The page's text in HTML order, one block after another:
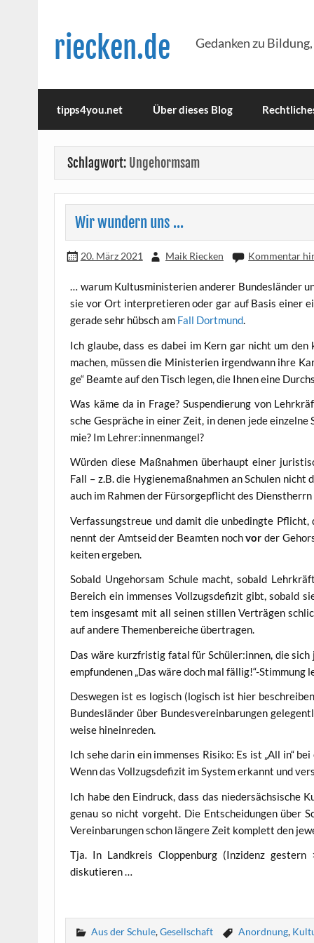
riecken.de Gedanken zu
tipps4you.net Über dieses Blog
Schlagwort: Ungehormsam
Wir wundern uns …
20. März 2021 Maik Riecken Kommentar
… war­um Kul­tus­mi­nis­te­ri­en ande­rer Bun­des­län­der
sie vor Ort inter­pre­tie­ren oder gar auf Basis einer
gera­de sehr hübsch am Fall Dort­mund.
Ich glau­be, dass es dabei im Kern gar nicht um
machen, müs­sen die Minis­te­ri­en irgend­wann ihre
ge“ Beam­te auf den Tisch legen, die Ihnen eine
Was käme da in Fra­ge? Sus­pen­die­rung von
sche Gesprä­che in einer Zeit, in denen jede
mie? Im Lehrer:innenmangel?
Wür­den die­se Maß­nah­men über­haupt einer
Fall – z.B. die Hygie­ne­maß­nah­men an Schu­len
auch im Rah­men der Für­sor­ge­pflicht des
Ver­fas­sungs­treue und damit die unbe­ding­te
nennt der Amts­eid der Beam­ten nochvor der
kei­ten ergeben.
Sobald Unge­hor­sam Schu­le macht, sobald
Bereich ein immenses Voll­zugs­de­fi­zit gibt, sobald
tem ins­ge­samt mit all sei­nen stil­len Ver­trä­gen
auf ande­re The­men­be­rei­che übertragen.
Das wäre kurz­fris­tig fatal für Schüler:innen, die
emp­fun­de­nen „Das wäre doch mal fällig!“-Stimmung
Des­we­gen ist es logisch (logisch ist hier
Bun­des­län­der über Bun­des­ver­ein­ba­run­gen
wei­se hineinreden.
Ich sehe dar­in ein immenses Risi­ko: Es ist „All in“
Wenn das Voll­zugs­de­fi­zit im Sys­tem erkannt und
Ich habe den Ein­druck, dass das
genau so nicht vor­geht. Die Ent­schei­dun­gen über
Ver­ein­ba­run­gen schon län­ge­re Zeit kom­plett den
Tja. In Land­kreis Clop­pen­burg (Inzi­denz
diskutieren …
Aus der Schule,Gesellschaft Anordnung,